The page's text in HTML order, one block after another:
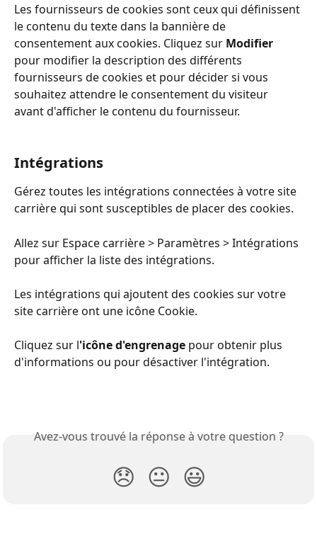
Les fournisseurs de cookies sont ceux qui définissent
le contenu du texte dans la bannière de
consentement aux cookies. Cliquez sur Modifier
pour modifier la description des différents
fournisseurs de cookies et pour décider si vous
souhaitez attendre le consentement du visiteur
avant d'afficher le contenu du fournisseur.
Intégrations
Gérez toutes les intégrations connectées à votre site
carrière qui sont susceptibles de placer des cookies.
Allez sur Espace carrière > Paramètres > Intégrations
pour afficher la liste des intégrations.
Les intégrations qui ajoutent des cookies sur votre
site carrière ont une icône Cookie.
Cliquez sur l'icône d'engrenage pour obtenir plus
d'informations ou pour désactiver l'intégration.
Avez-vous trouvé la réponse à votre question ?
😞 😐 😃